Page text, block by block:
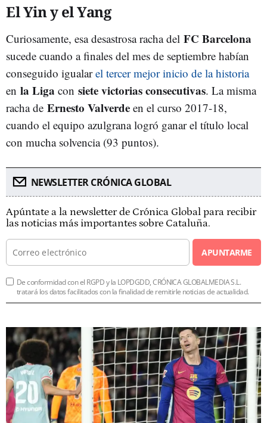
El Yin y el Yang
Curiosamente, esa desastrosa racha del FC Barcelona
sucede cuando a finales del mes de septiembre habían
conseguido igualarel tercer mejor inicio de la historia
en la Liga con siete victorias consecutivas. La misma
racha de Ernesto Valverde en el curso 2017-18,
cuando el equipo azulgrana logró ganar el título local
con mucha solvencia (93 puntos).
NEWSLETTER CRÓNICA GLOBAL
Apúntate a la newsletter de Crónica Global para recibir
las noticias más importantes sobre Cataluña.
APUNTARME
De conformidad con el RGPD y la LOPDGDD, CRÓNICA GLOBALMEDIA S.L.
tratará los datos facilitados con la finalidad de remitirle noticias de actualidad.